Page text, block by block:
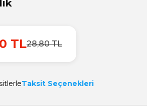
TL28,80 TL
Taksit Seçenekleri